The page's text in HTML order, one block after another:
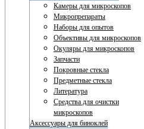
Камеры для микроскопов
Микропрепараты
Наборы для опытов
Объективы для микроскопов
Окуляры для микроскопов
Запчасти
Покровные стекла
Предметные стекла
Литература
Средства для очистки
микроскопов
Аксессуары для биноклей